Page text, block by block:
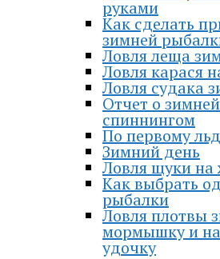
руками
Как сделать
зимней
Ловля леща
Ловля карася
Ловля судака
Отчет о
спиннингом
По первому
Зимний день
Ловля щуки
Как выбрать
рыбалки
Ловля плотвы
мормышку и
удочку